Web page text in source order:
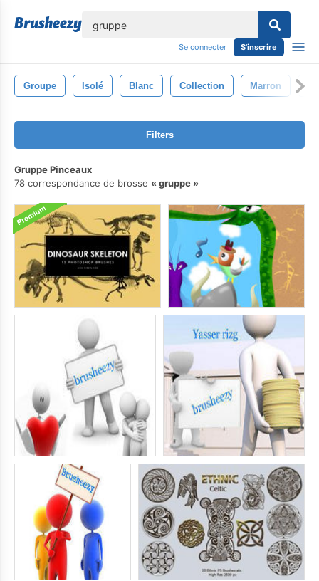
Se connecter S'inscrire
Groupe Isolé Blanc Collection Marron
Filters
Gruppe Pinceaux
78 correspondance de brosse
gruppe